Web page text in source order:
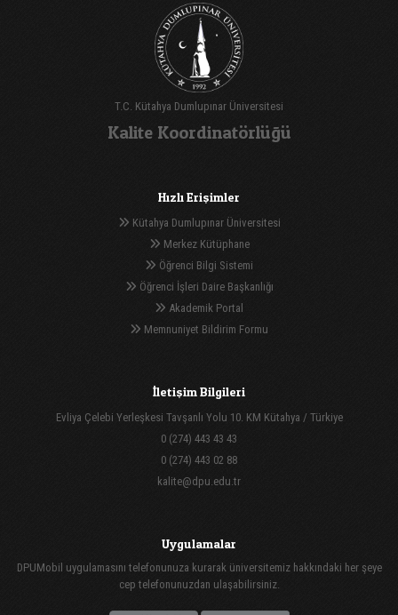
T.C. Kütahya Dumlupınar Üniversitesi
Kalite Koordinatörlüğü
Hızlı Erişimler
Kütahya Dumlupınar Üniversitesi
Merkez Kütüphane
Öğrenci Bilgi Sistemi
Öğrenci İşleri Daire Başkanlığı
Akademik Portal
Memnuniyet Bildirim Formu
İletişim Bilgileri
Evliya Çelebi Yerleşkesi Tavşanlı Yolu 10. KM Kütahya / Türkiye
0 (274) 443 43 43
0 (274) 443 02 88
kalite@dpu.edu.tr
Uygulamalar
DPUMobil uygulamasını telefonunuza kurarak üniversitemiz hakkındaki her şeye
cep telefonunuzdan ulaşabilirsiniz.